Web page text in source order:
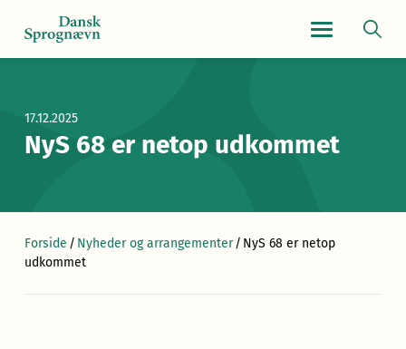
17.12.2025
NyS 68 er netop udkommet
Forside / Nyheder og arrangementer/ NyS 68 er netop
udkommet